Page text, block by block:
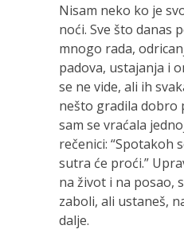
Nisam neko ko je
noći. Sve što danas
mnogo rada,
padova, ustajanja i
se ne vide, ali ih
nešto gradila dobro
sam se vraćala
rečenici: “Spotakoh
sutra će proći.”
na život i na posao,
zaboli, ali ustaneš,
dalje.